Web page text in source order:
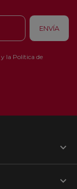
y la Política de

